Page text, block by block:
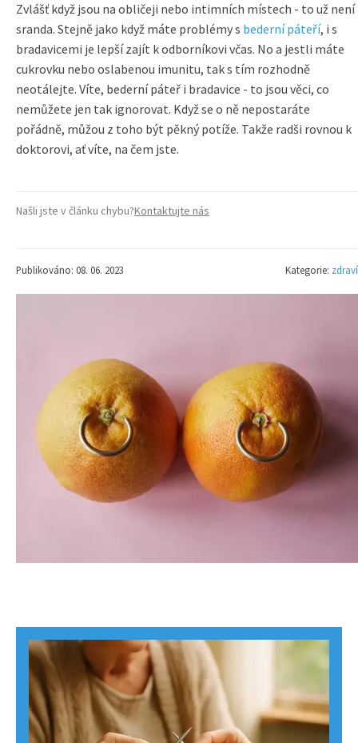
Zvlášť když jsou na obličeji nebo intimních místech - to už není
sranda. Stejně jako když máte problémy s bederní páteří, i s
bradavicemi je lepší zajít k odborníkovi včas. No a jestli máte
cukrovku nebo oslabenou imunitu, tak s tím rozhodně
neotálejte. Víte, bederní páteř i bradavice - to jsou věci, co
nemůžete jen tak ignorovat. Když se o ně nepostaráte
pořádně, můžou z toho být pěkný potíže. Takže radši rovnou k
doktorovi, ať víte, na čem jste.
Našli jste v článku chybu?Kontaktujte nás
Publikováno: 08. 06. 2023 Kategorie: zdraví